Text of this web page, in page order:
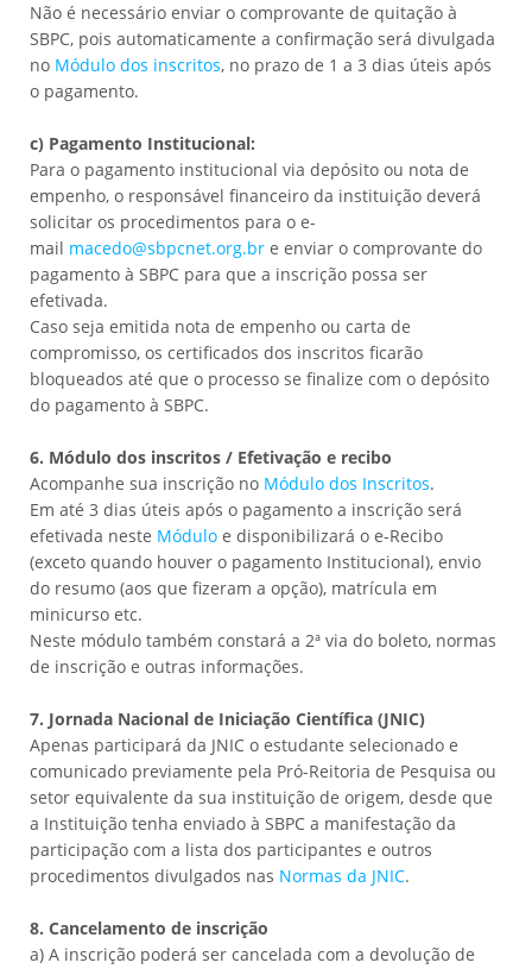
Não é necessário enviar o comprovante de quitação à
SBPC, pois automaticamente a confirmação será divulgada
no Módulo dos inscritos, no prazo de 1 a 3 dias úteis após
o pagamento.
c) Pagamento Institucional:
Para o pagamento institucional via depósito ou nota de
empenho, o responsável financeiro da instituição deverá
solicitar os procedimentos para o e-
mail macedo@sbpcnet.org.br e enviar o comprovante do
pagamento à SBPC para que a inscrição possa ser
efetivada.
Caso seja emitida nota de empenho ou carta de
compromisso, os certificados dos inscritos ficarão
bloqueados até que o processo se finalize com o depósito
do pagamento à SBPC.
6. Módulo dos inscritos / Efetivação e recibo
Acompanhe sua inscrição no Módulo dos Inscritos.
Em até 3 dias úteis após o pagamento a inscrição será
efetivada neste Módulo e disponibilizará o e-Recibo
(exceto quando houver o pagamento Institucional), envio
do resumo (aos que fizeram a opção), matrícula em
minicurso etc.
Neste módulo também constará a 2ª via do boleto, normas
de inscrição e outras informações.
7. Jornada Nacional de Iniciação Científica (JNIC)
Apenas participará da JNIC o estudante selecionado e
comunicado previamente pela Pró-Reitoria de Pesquisa ou
setor equivalente da sua instituição de origem, desde que
a Instituição tenha enviado à SBPC a manifestação da
participação com a lista dos participantes e outros
procedimentos divulgados nas Normas da JNIC.
8. Cancelamento de inscrição
a) A inscrição poderá ser cancelada com a devolução de